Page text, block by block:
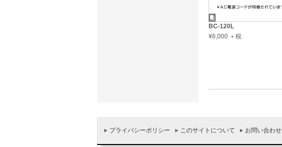
BC-120L
¥6,000 ＋税
プライバシーポリシー このサイトについて お問い合わせ